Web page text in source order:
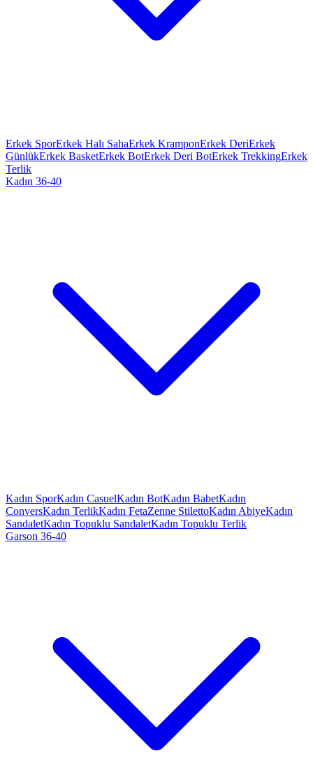
Erkek SporErkek Halı SahaErkek KramponErkek DeriErkek
GünlükErkek BasketErkek BotErkek Deri BotErkek TrekkingErkek
Terlik
Kadın 36-40
Kadın SporKadın CasuelKadın BotKadın BabetKadın
ConversKadın TerlikKadın FetaZenne StilettoKadın AbiyeKadın
SandaletKadın Topuklu SandaletKadın Topuklu Terlik
Garson 36-40